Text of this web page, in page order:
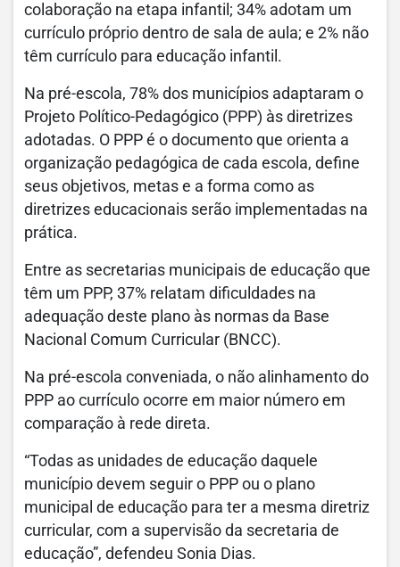
colaboração na etapa infantil; 34% adotam um
currículo próprio dentro de sala de aula; e 2% não
têm currículo para educação infantil.
Na pré-escola, 78% dos municípios adaptaram o
Projeto Político-Pedagógico (PPP) às diretrizes
adotadas. O PPP é o documento que orienta a
organização pedagógica de cada escola, define
seus objetivos, metas e a forma como as
diretrizes educacionais serão implementadas na
prática.
Entre as secretarias municipais de educação que
têm um PPP, 37% relatam dificuldades na
adequação deste plano às normas da Base
Nacional Comum Curricular (BNCC).
Na pré-escola conveniada, o não alinhamento do
PPP ao currículo ocorre em maior número em
comparação à rede direta.
“Todas as unidades de educação daquele
município devem seguir o PPP ou o plano
municipal de educação para ter a mesma diretriz
curricular, com a supervisão da secretaria de
educação”, defendeu Sonia Dias.